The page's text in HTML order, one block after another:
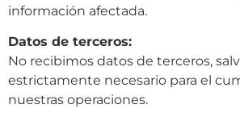
información afectada.
Datos de terceros:
No recibimos datos de terceros,
estrictamente necesario para el
nuestras operaciones.